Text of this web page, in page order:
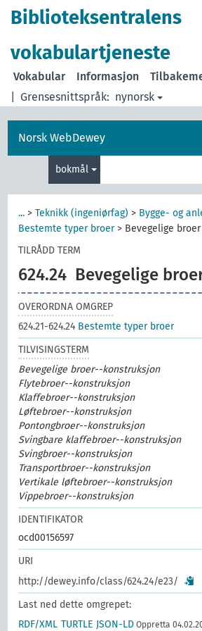
Biblioteksentralens
vokabulartjeneste
Grensesnittspråk: nynorsk
Vokabular Informasjon
Norsk WebDewey
bokmål
... >Teknikk (ingeniørfag) > Bygge- og
Bestemte typer broer> Bevegelige broer
TILRÅDD TERM
624.24 Bevegelige
OVERORDNA OMGREP
624.21-624.24 Bestemte typer broer
TILVISINGSTERM
Bevegelige broer--konstruksjon
Flytebroer--konstruksjon
Klaffebroer--konstruksjon
Løftebroer--konstruksjon
Pontongbroer--konstruksjon
Svingbare klaffebroer--konstruksjon
Svingbroer--konstruksjon
Transportbroer--konstruksjon
Vertikale løftebroer--konstruksjon
Vippebroer--konstruksjon
IDENTIFIKATOR
ocd00156597
URI
http://dewey.info/class/624.24/e23/
Last ned dette omgrepet:
RDF/XML TURTLE JSON-LD Oppretta